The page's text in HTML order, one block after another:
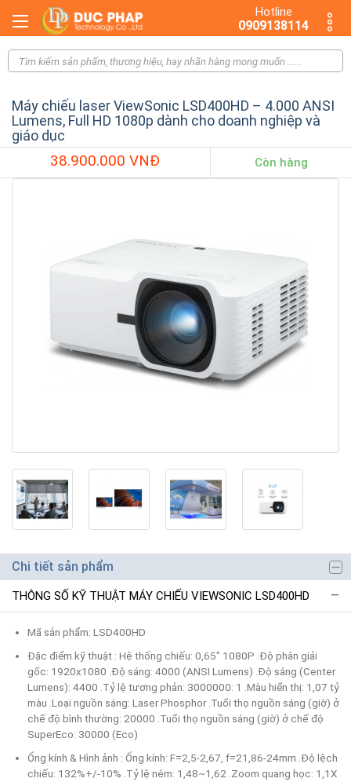
Hotline
0909138114
Máy chiếu laser ViewSonic LSD400HD – 4.000 ANSI
Lumens, Full HD 1080p dành cho doanh nghiệp và
giáo dục
38.900.000 VNĐ Còn hàng
Chi tiết sản phẩm
THÔNG SỐ KỸ THUẬT MÁY CHIẾU VIEWSONIC LSD400HD
Mã sản phẩm: LSD400HD
Đặc điểm kỹ thuật : Hệ thống chiếu: 0,65" 1080P .Độ phân giải
gốc: 1920x1080 .Độ sáng: 4000 (ANSI Lumens) .Độ sáng (Center
Lumens): 4400 .Tỷ lệ tương phản: 3000000: 1 .Màu hiển thị: 1,07 tỷ
màu .Loại nguồn sáng: Laser Phosphor .Tuổi thọ nguồn sáng (giờ) ở
chế độ bình thường: 20000 .Tuổi thọ nguồn sáng (giờ) ở chế độ
SuperEco: 30000 (Eco)
Ống kính & Hình ảnh : Ống kính: F=2,5-2,67, f=21,86-24mm .Độ lệch
chiếu: 132%+/-10% .Tỷ lệ ném: 1,48~1,62 .Zoom quang học: 1,1X